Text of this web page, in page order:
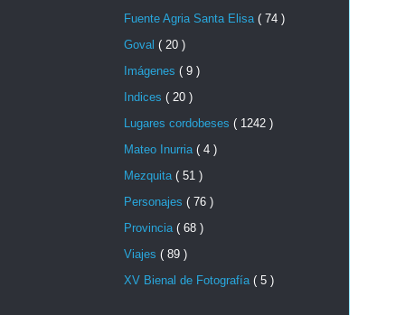
Fuente Agria Santa Elisa ( 74 )
Goval ( 20 )
Imágenes ( 9 )
Indices ( 20 )
Lugares cordobeses ( 1242 )
Mateo Inurria ( 4 )
Mezquita ( 51 )
Personajes ( 76 )
Provincia ( 68 )
Viajes ( 89 )
XV Bienal de Fotografía ( 5 )